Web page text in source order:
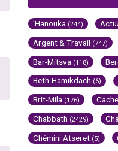
'Hanouka (244)
Argent & Travail (747)
Bar-Mitsva (118)
Beth-Hamikdach (6)
Brit-Mila (176)
Chabbath (2429)
Chémini Atseret (5)